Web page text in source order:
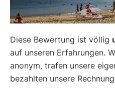
Diese Bewertung ist völlig
auf unseren Erfahrungen.
anonym, trafen unsere
bezahlten unsere